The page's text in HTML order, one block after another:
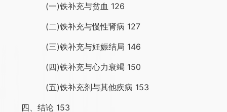
(一)铁补充与贫血 126
(二)铁补充与慢性肾病 127
(三)铁补充与妊娠结局 146
(四)铁补充与心力衰竭 150
(五)铁补充剂与其他疾病 153
四、结论 153